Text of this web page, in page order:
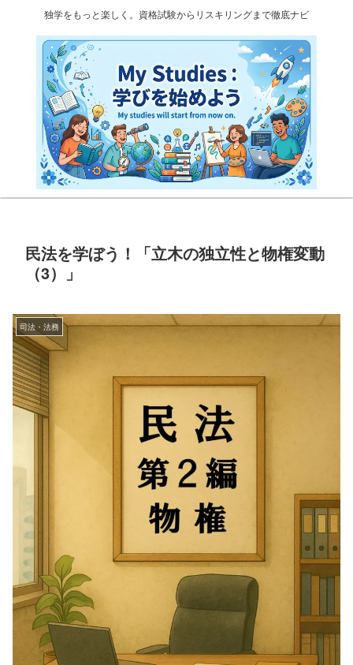
独学をもっと楽しく。資格試験からリスキリングまで徹底ナビ
民法を学ぼう！「立木の独立性と物権変動
（3）」
司法・法務